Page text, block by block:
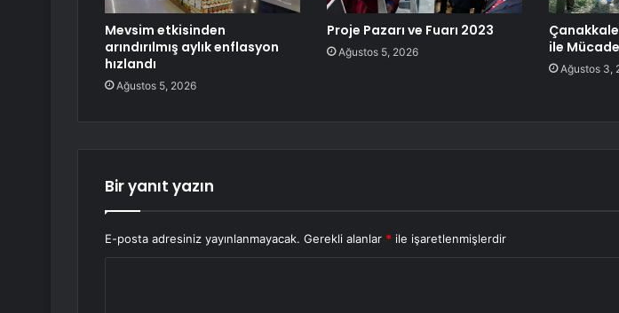
Mevsim etkisinden
arındırılmış aylık enflasyon
hızlandı
Ağustos 5, 2026
Proje Pazarı ve Fuarı 2023
Ağustos 5, 2026
ile
Ağustos 3,
Bir yanıt yazın
E-posta adresiniz yayınlanmayacak. Gerekli alanlar * ile işaretlenmişlerdir